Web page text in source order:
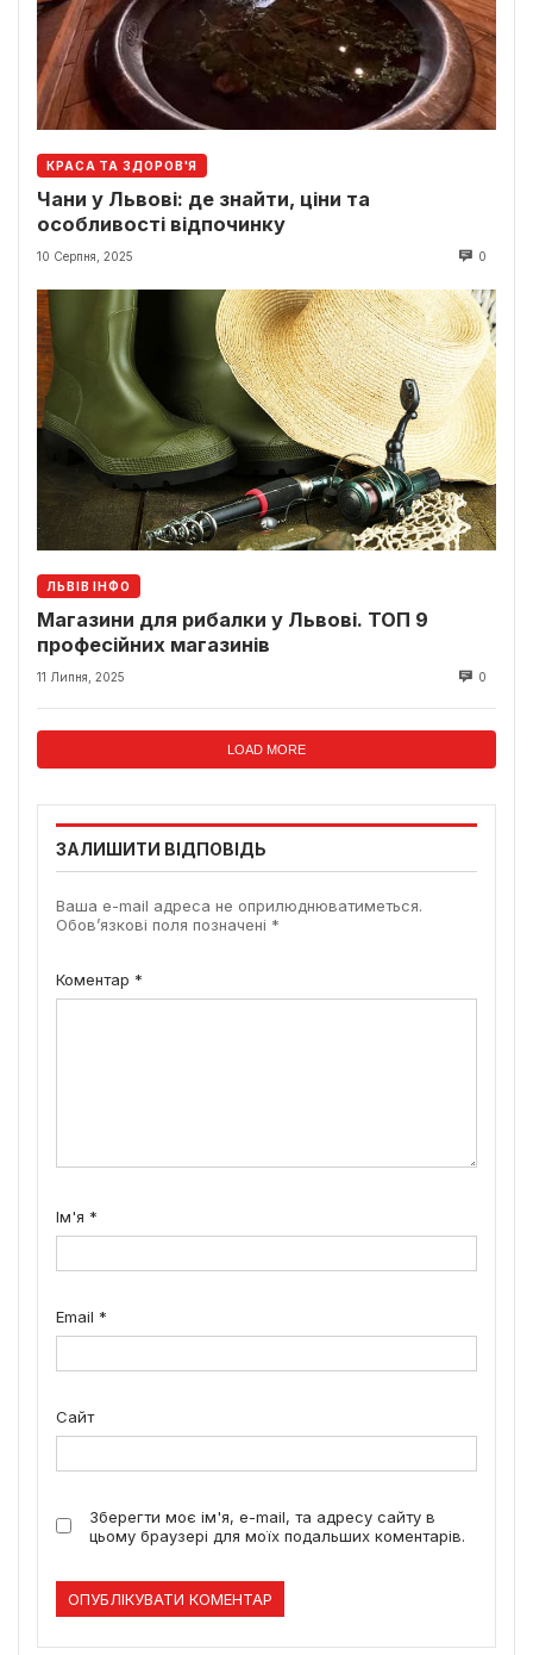
КРАСА ТА ЗДОРОВ'Я
Чани у Львові: де знайти, ціни та
особливості відпочинку
10 Серпня, 2025 0
ЛЬВІВ ІНФО
Магазини для рибалки у Львові. ТОП 9
професійних магазинів
11 Липня, 2025 0
LOAD MORE
ЗАЛИШИТИ ВІДПОВІДЬ
Ваша e-mail адреса не оприлюднюватиметься.
Обов’язкові поля позначені *
Коментар *
Ім'я *
Email *
Сайт
Зберегти моє ім'я, e-mail, та адресу сайту в
цьому браузері для моїх подальших коментарів.